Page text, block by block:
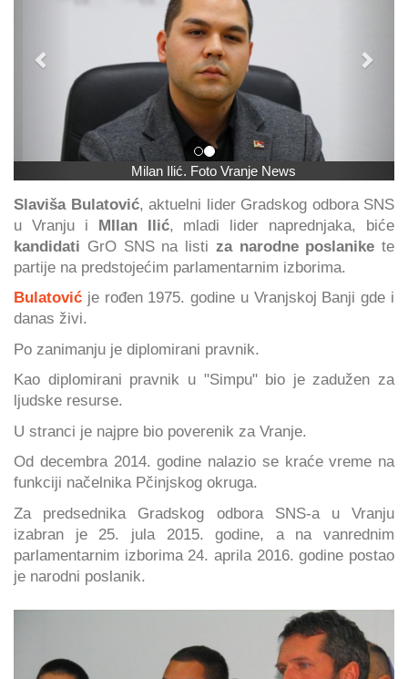
Milan Ilić. Foto Vranje News
Slaviša Bulatović, aktuelni lider Gradskog odbora SNS
u Vranju i MIlan Ilić, mladi lider naprednjaka, biće
kandidati GrO SNS na listi za narodne poslanike te
partije na predstojećim parlamentarnim izborima.
Bulatović je rođen 1975. godine u Vranjskoj Banji gde i
danas živi.
Po zanimanju je diplomirani pravnik.
Kao diplomirani pravnik u "Simpu" bio je zadužen za
ljudske resurse.
U stranci je najpre bio poverenik za Vranje.
Od decembra 2014. godine nalazio se kraće vreme na
funkciji načelnika Pčinjskog okruga.
Za predsednika Gradskog odbora SNS-a u Vranju
izabran je 25. jula 2015. godine, a na vanrednim
parlamentarnim izborima 24. aprila 2016. godine postao
je narodni poslanik.